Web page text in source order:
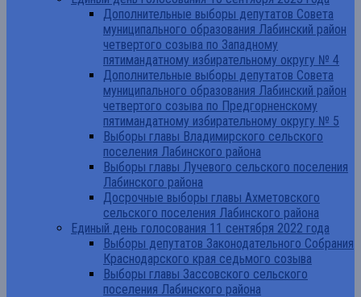
Дополнительные выборы депутатов Совета
муниципального образования Лабинский район
четвертого созыва по Западному
пятимандатному избирательному округу № 4
Дополнительные выборы депутатов Совета
муниципального образования Лабинский район
четвертого созыва по Предгорненскому
пятимандатному избирательному округу № 5
Выборы главы Владимирского сельского
поселения Лабинского района
Выборы главы Лучевого сельского поселения
Лабинского района
Досрочные выборы главы Ахметовского
сельского поселения Лабинского района
Единый день голосования 11 сентября 2022 года
Выборы депутатов Законодательного Собрания
Краснодарского края седьмого созыва
Выборы главы Зассовского сельского
поселения Лабинского района